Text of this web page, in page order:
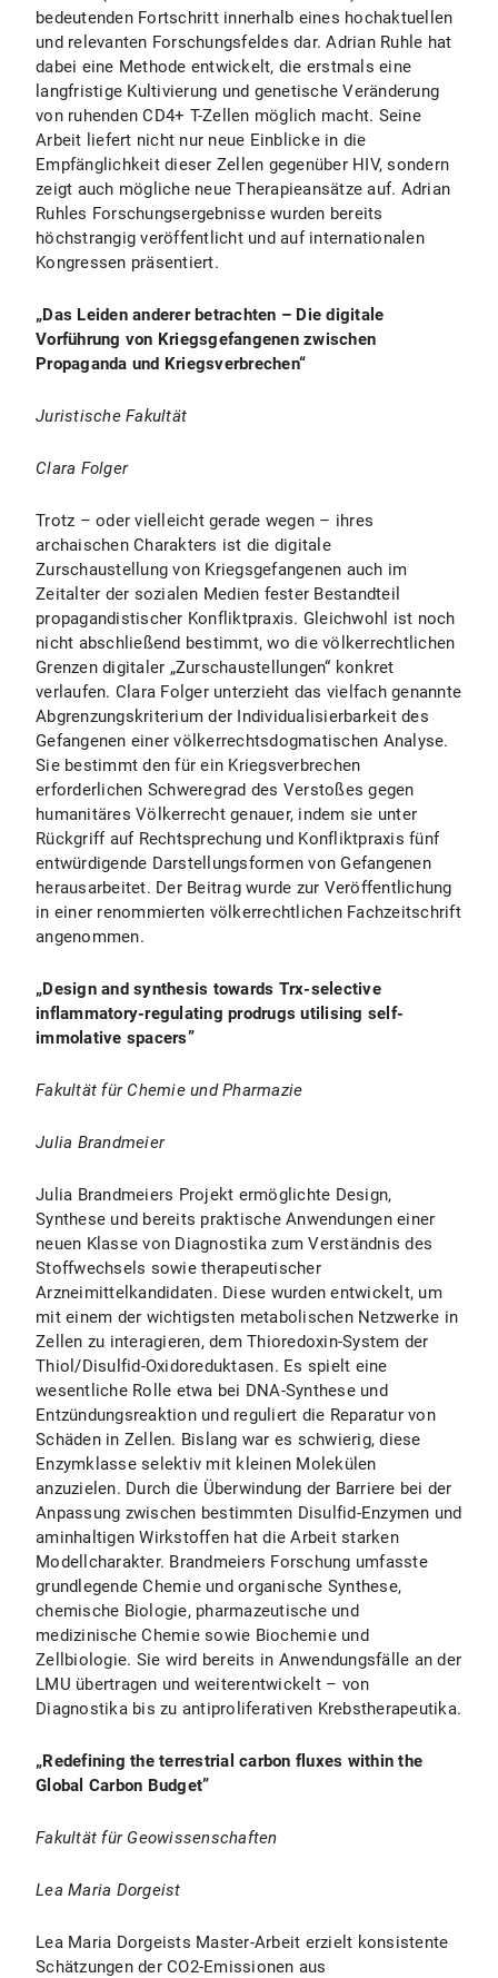
bedeutenden Fortschritt innerhalb eines hochaktuellen
und relevanten Forschungsfeldes dar. Adrian Ruhle hat
dabei eine Methode entwickelt, die erstmals eine
langfristige Kultivierung und genetische Veränderung
von ruhenden CD4+ T-Zellen möglich macht. Seine
Arbeit liefert nicht nur neue Einblicke in die
Empfänglichkeit dieser Zellen gegenüber HIV, sondern
zeigt auch mögliche neue Therapieansätze auf. Adrian
Ruhles Forschungsergebnisse wurden bereits
höchstrangig veröffentlicht und auf internationalen
Kongressen präsentiert.
„Das Leiden anderer betrachten – Die digitale
Vorführung von Kriegsgefangenen zwischen
Propaganda und Kriegsverbrechen“
Juristische Fakultät
Clara Folger
Trotz – oder vielleicht gerade wegen – ihres
archaischen Charakters ist die digitale
Zurschaustellung von Kriegsgefangenen auch im
Zeitalter der sozialen Medien fester Bestandteil
propagandistischer Konfliktpraxis. Gleichwohl ist noch
nicht abschließend bestimmt, wo die völkerrechtlichen
Grenzen digitaler „Zurschaustellungen“ konkret
verlaufen. Clara Folger unterzieht das vielfach genannte
Abgrenzungskriterium der Individualisierbarkeit des
Gefangenen einer völkerrechtsdogmatischen Analyse.
Sie bestimmt den für ein Kriegsverbrechen
erforderlichen Schweregrad des Verstoßes gegen
humanitäres Völkerrecht genauer, indem sie unter
Rückgriff auf Rechtsprechung und Konfliktpraxis fünf
entwürdigende Darstellungsformen von Gefangenen
herausarbeitet. Der Beitrag wurde zur Veröffentlichung
in einer renommierten völkerrechtlichen Fachzeitschrift
angenommen.
„Design and synthesis towards Trx-selective
inflammatory-regulating prodrugs utilising self-
immolative spacers”
Fakultät für Chemie und Pharmazie
Julia Brandmeier
Julia Brandmeiers Projekt ermöglichte Design,
Synthese und bereits praktische Anwendungen einer
neuen Klasse von Diagnostika zum Verständnis des
Stoffwechsels sowie therapeutischer
Arzneimittelkandidaten. Diese wurden entwickelt, um
mit einem der wichtigsten metabolischen Netzwerke in
Zellen zu interagieren, dem Thioredoxin-System der
Thiol/Disulfid-Oxidoreduktasen. Es spielt eine
wesentliche Rolle etwa bei DNA-Synthese und
Entzündungsreaktion und reguliert die Reparatur von
Schäden in Zellen. Bislang war es schwierig, diese
Enzymklasse selektiv mit kleinen Molekülen
anzuzielen. Durch die Überwindung der Barriere bei der
Anpassung zwischen bestimmten Disulfid-Enzymen und
aminhaltigen Wirkstoffen hat die Arbeit starken
Modellcharakter. Brandmeiers Forschung umfasste
grundlegende Chemie und organische Synthese,
chemische Biologie, pharmazeutische und
medizinische Chemie sowie Biochemie und
Zellbiologie. Sie wird bereits in Anwendungsfälle an der
LMU übertragen und weiterentwickelt – von
Diagnostika bis zu antiproliferativen Krebstherapeutika.
„Redefining the terrestrial carbon fluxes within the
Global Carbon Budget”
Fakultät für Geowissenschaften
Lea Maria Dorgeist
Lea Maria Dorgeists Master-Arbeit erzielt konsistente
Schätzungen der CO2-Emissionen aus